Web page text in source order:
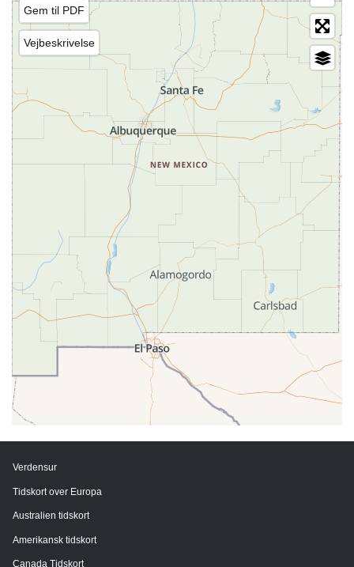
Gem til PDF
Vejbeskrivelse
Verdensur
Tidskort over Europa
Australien tidskort
Amerikansk tidskort
Canada Tidskort